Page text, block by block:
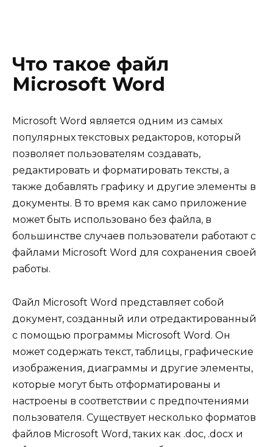
Что такое файл
Microsoft Word
Microsoft Word является одним из самых
популярных текстовых редакторов, который
позволяет пользователям создавать,
редактировать и форматировать тексты, а
также добавлять графику и другие элементы в
документы. В то время как само приложение
может быть использовано без файла, в
большинстве случаев пользователи работают с
файлами Microsoft Word для сохранения своей
работы.
Файл Microsoft Word представляет собой
документ, созданный или отредактированный
с помощью программы Microsoft Word. Он
может содержать текст, таблицы, графические
изображения, диаграммы и другие элементы,
которые могут быть отформатированы и
настроены в соответствии с предпочтениями
пользователя. Существует несколько форматов
файлов Microsoft Word, таких как .doc, .docx и